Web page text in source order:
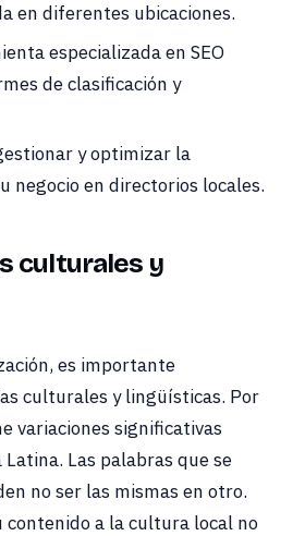
en diferentes ubicaciones.
especializada en SEO
de clasificación y
y optimizar la
negocio en directorios locales.
culturales y
es importante
culturales y lingüísticas. Por
variaciones significativas
Las palabras que se
no ser las mismas en otro.
a la cultura local no